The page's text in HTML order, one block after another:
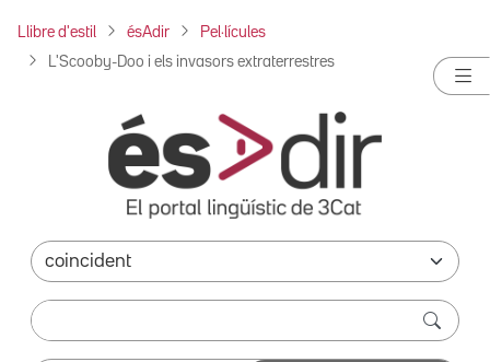
Llibre d'estil ésAdir Pel·lícules
L'Scooby-Doo i els invasors extraterrestres